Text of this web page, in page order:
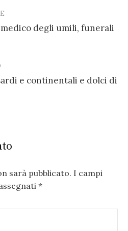
degli umili, funerali
e continentali e dolci di
sarà pubblicato. I campi
*